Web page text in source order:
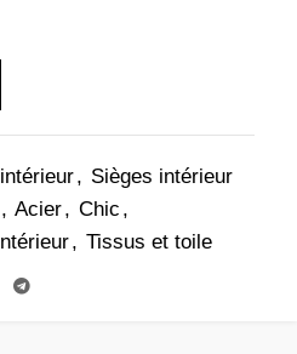
, Sièges intérieur
, Acier, Chic ,
Intérieur, Tissus et toile